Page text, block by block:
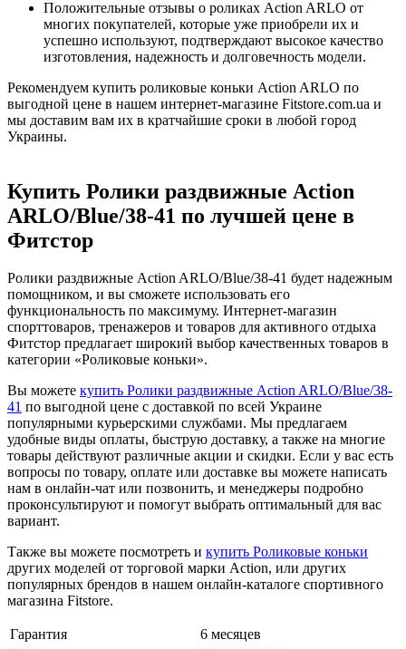
Положительные отзывы о роликах Action ARLO от
многих покупателей, которые уже приобрели их и
успешно используют, подтверждают высокое качество
изготовления, надежность и долговечность модели.
Рекомендуем купить роликовые коньки Action ARLO по
выгодной цене в нашем интернет-магазине Fitstore.com.ua и
мы доставим вам их в кратчайшие сроки в любой город
Украины.
Купить Ролики раздвижные Action
ARLO/Blue/38-41 по лучшей цене в
Фитстор
Ролики раздвижные Action ARLO/Blue/38-41 будет надежным
помощником, и вы сможете использовать его
функциональность по максимуму. Интернет-магазин
спорттоваров, тренажеров и товаров для активного отдыха
Фитстор предлагает широкий выбор качественных товаров в
категории «Роликовые коньки».
Вы можете купить Ролики раздвижные Action ARLO/Blue/38-
41 по выгодной цене с доставкой по всей Украине
популярными курьерскими службами. Мы предлагаем
удобные виды оплаты, быструю доставку, а также на многие
товары действуют различные акции и скидки. Если у вас есть
вопросы по товару, оплате или доставке вы можете написать
нам в онлайн-чат или позвонить, и менеджеры подробно
проконсультируют и помогут выбрать оптимальный для вас
вариант.
Также вы можете посмотреть и купить Роликовые коньки
других моделей от торговой марки Action, или других
популярных брендов в нашем онлайн-каталоге спортивного
магазина Fitstore.
Гарантия
6 месяцев